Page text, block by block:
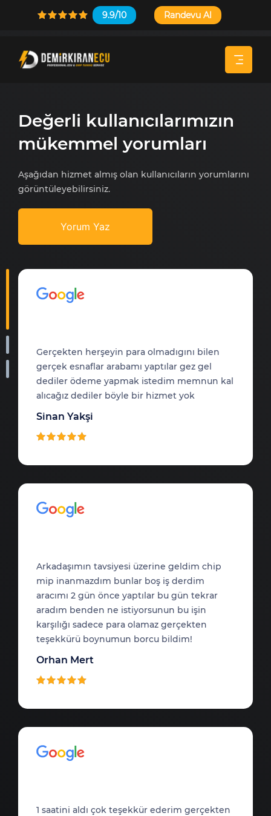
9.9/10 Randevu Al
Değerli kullanıcılarımızın
mükemmel yorumları
Aşağıdan hizmet almış olan kullanıcıların yorumlarını
görüntüleyebilirsiniz.
Yorum Yaz
Gerçekten herşeyin para olmadıgını bilen
gerçek esnaflar arabamı yaptılar gez gel
dediler ödeme yapmak istedim memnun kal
alıcağız dediler böyle bir hizmet yok
Sinan Yakşi
Arkadaşımın tavsiyesi üzerine geldim chip
mip inanmazdım bunlar boş iş derdim
aracımı 2 gün önce yaptılar bu gün tekrar
aradım benden ne istiyorsunun bu işin
karşılığı sadece para olamaz gerçekten
teşekkürü boynumun borcu bildim!
Orhan Mert
1 saatini aldı çok teşekkür ederim gerçekten